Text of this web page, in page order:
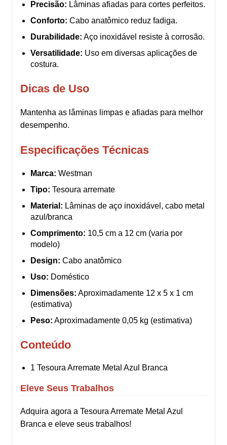
Precisão: Lâminas afiadas para cortes perfeitos.
Conforto: Cabo anatômico reduz fadiga.
Durabilidade: Aço inoxidável resiste à corrosão.
Versatilidade: Uso em diversas aplicações de
costura.
Dicas de Uso
Mantenha as lâminas limpas e afiadas para melhor
desempenho.
Especificações Técnicas
Marca: Westman
Tipo: Tesoura arremate
Material: Lâminas de aço inoxidável, cabo metal
azul/branca
Comprimento: 10,5 cm a 12 cm (varia por
modelo)
Design: Cabo anatômico
Uso: Doméstico
Dimensões: Aproximadamente 12 x 5 x 1 cm
(estimativa)
Peso: Aproximadamente 0,05 kg (estimativa)
Conteúdo
1 Tesoura Arremate Metal Azul Branca
Eleve Seus Trabalhos
Adquira agora a Tesoura Arremate Metal Azul
Branca e eleve seus trabalhos!